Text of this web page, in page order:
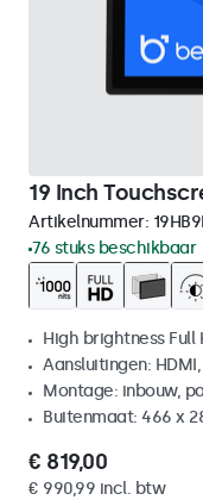
19 Inch
Artikelnummer:
76 stuks beschikbaar
High brightness
Aansluitingen:
Montage: inbouw,
Buitenmaat: 466 x
€ 819,00
€ 990,99 incl. btw